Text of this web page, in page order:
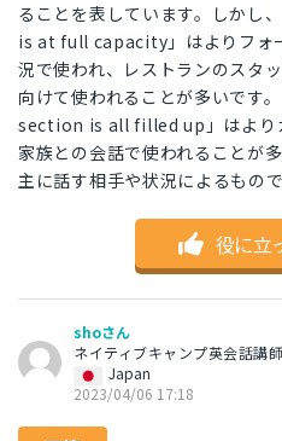
ることを表しています。しか
is at full capacity」はよりフォ
況で使われ、レストランのスタ
向けて使われることが多いで
section is all filled up」はより
家族との会話で使われることが
主に話す相手や状況によるもので
役に立
shoさん
ネイティブキャンプ英会話講師
Japan
2023/04/06 17:18